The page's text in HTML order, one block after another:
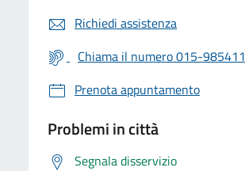
Richiedi assistenza
Chiama il numero 015-985411
Prenota appuntamento
Problemi in città
Segnala disservizio